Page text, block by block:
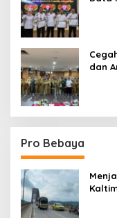
dan
Pro Bebaya